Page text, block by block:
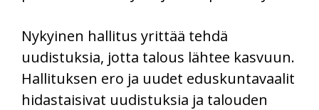
Nykyinen hallitus yrittää tehdä
uudistuksia, jotta talous lähtee kasvuun.
Hallituksen ero ja uudet eduskuntavaalit
hidastaisivat uudistuksia ja talouden